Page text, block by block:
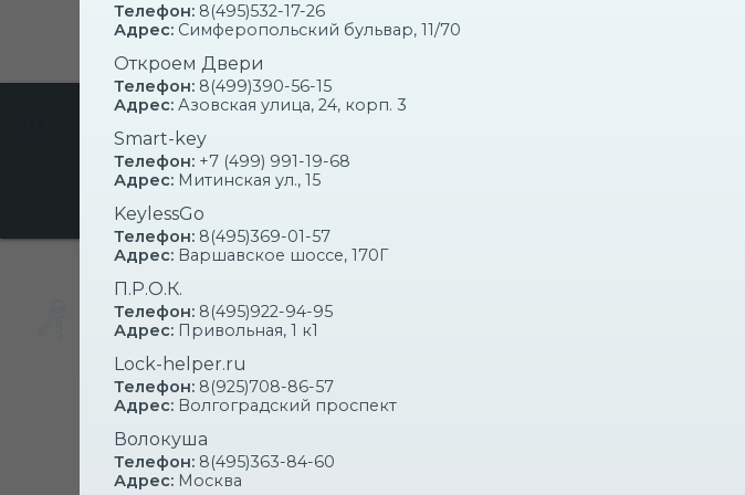
ПРЕДОСТАВЛЯЕМ ЗАКАЗЫ
НА ВСКРЫТИЕ ЗАМКОВ!
ЦЕНЫ НА УСЛУГИ
Какую услугу можно заказать в районе
УСЛУГА
Телефон:8(495)532-17-26
Адрес:Симферопольский бульвар, 11/70
Откроем Двери
Телефон:8(499)390-56-15
Адрес:Азовская улица, 24, корп. 3
Smart-key
Телефон:+7 (499) 991-19-68
Адрес:Митинская ул., 15
KeylessGo
Телефон:8(495)369-01-57
Адрес:Варшавское шоссе, 170Г
П.Р.О.К.
Телефон:8(495)922-94-95
Адрес:Привольная, 1 к1
Lock-helper.ru
Телефон:8(925)708-86-57
Адрес:Волгоградский проспект
Волокуша
Телефон:8(495)363-84-60
Адрес:Москва